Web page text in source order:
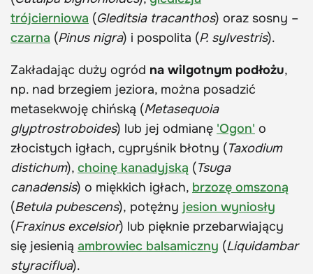
trójcierniowa (Gleditsia tracanthos) oraz sosny –
czarna (Pinus nigra) i pospolita (P. sylvestris).
Zakładając duży ogród na wilgotnym podłożu,
np. nad brzegiem jeziora, można posadzić
metasekwoję chińską (Metasequoia
glyptrostroboides) lub jej odmianę 'Ogon' o
złocistych igłach, cypryśnik błotny (Taxodium
distichum), choinę kanadyjską (Tsuga
canadensis) o miękkich igłach, brzozę omszoną
(Betula pubescens), potężny jesion wyniosły
(Fraxinus excelsior) lub pięknie przebarwiający
się jesienią ambrowiec balsamiczny (Liquidambar
styraciflua).